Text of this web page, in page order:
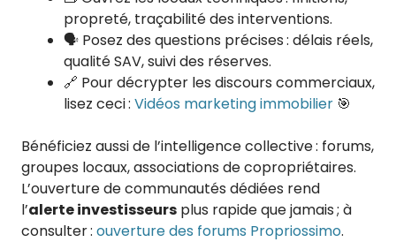
propreté, traçabilité des interventions.
🗣️ Posez des questions précises : délais réels,
qualité SAV, suivi des réserves.
🔗 Pour décrypter les discours commerciaux,
lisez ceci : Vidéos marketing immobilier 🎯
Bénéficiez aussi de l’intelligence collective : forums,
groupes locaux, associations de copropriétaires.
L’ouverture de communautés dédiées rend
l’alerte investisseurs plus rapide que jamais ; à
consulter : ouverture des forums Propriossimo.